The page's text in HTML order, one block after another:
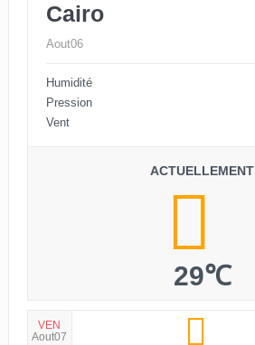
Cairo
Aout06
Humidité
Pression
Vent
ACTUELLEMENT
29℃
VEN
Aout07